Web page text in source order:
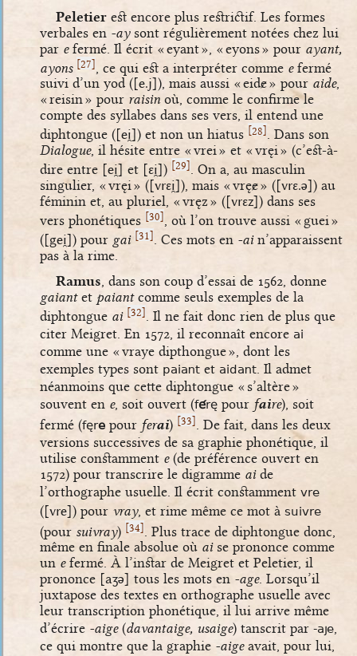
Peletier est encore plus restrictif. Les formes
verbales en -aysont régulièrement notées chez lui
par efermé. Il écrit « eyant », « eyons » pour ayant,
ayons [27] , ce qui est a interpréter comme efermé
suivi d’un yod ([e.j]), mais aussi « eidɇ » pour aide,
« reisin » pour raisinoù, comme le confirme le
compte des syllabes dans ses vers, il entend une
diphtongue ([ei̯]) et non un hiatus [28]. Dans son
Dialogue, il hésite entre « vrei » et « vręi » (c’est-à-
dire entre [ei̯] et [ɛi̯]) [29]. On a, au masculin
singulier, « vręi » ([vrɛi̯]), mais « vręɇ » ([vrɛ.ə]) au
féminin et, au pluriel, « vręz » ([vrɛz]) dans ses
vers phonétiques [30]
, où l’on trouve aussi « guei »
([gei̯]) pour gai [31] . Ces mots en -ain’apparaissent
pas à la rime.
Ramus , dans son coup d’essai de 1562, donne
gaiantet paiantcomme seuls exemples de la
diphtongue ai [32]
. Il ne fait donc rien de plus que
citer Meigret. En 1572, il reconnaît encore ai
comme une « vraye dipthongue », dont les
exemples types sont paiant et aidant . Il admet
néanmoins que cette diphtongue « s’altère »
souvent en e, soit ouvert (férè pour faire), soit
fermé (fère pour ferai) [33]
. De fait, dans les deux
versions successives de sa graphie phonétique, il
utilise constamment e(de préférence ouvert en
1572) pour transcrire le digramme aide
l’orthographe usuelle. Il écrit constamment vre
([vre]) pour vray, et rime même ce mot à suivre
(pour suivray) [34]
. Plus trace de diphtongue donc,
même en finale absolue où aise prononce comme
un efermé. À l’instar de Meigret et Peletier, il
prononce [aʒə] tous les mots en -age. Lorsqu’il
juxtapose des textes en orthographe usuelle avec
leur transcription phonétique, il lui arrive même
d’écrire -aige(davantaige, usaige) tanscrit par -aje,
ce qui montre que la graphie -aigeavait, pour lui,